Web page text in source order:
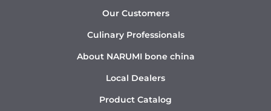
Our Customers
Culinary Professionals
About NARUMI bone china
Local Dealers
Product Catalog